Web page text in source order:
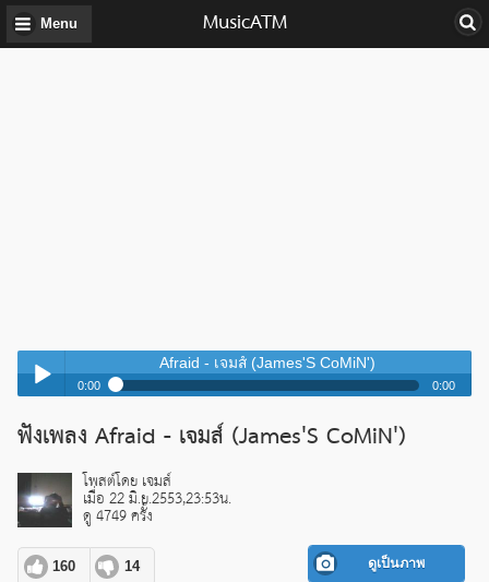
Menu MusicATM
Play /
Afraid - เจมส์ (James'S CoMiN')
0:00 0:00
Afraid - เจมส์ (James'S CoMiN')
Afraid - เจมส์ (James'S CoMiN')
ฟังเพลง Afraid - เจมส์ (James'S CoMiN')
โพสต์โดย เจมส์
เมื่อ 22 มิ.ย.2553,23:53น.
ดู 4749 ครั้ง
160 14 ดูเป็นภาพ